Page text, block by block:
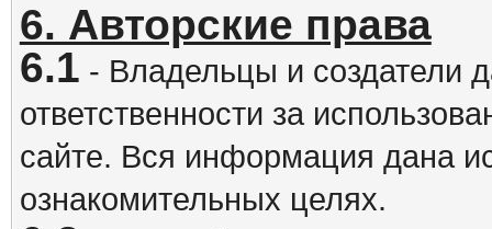
6. Авторские права
6.1 - Владельцы и создатели
ответственности за
сайте. Вся информация дана
ознакомительных целях.